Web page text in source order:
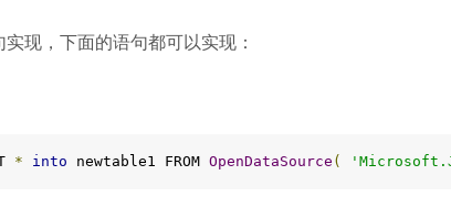
实现，下面的语句都可以实现：
* into newtable1 FROM OpenDataSource (